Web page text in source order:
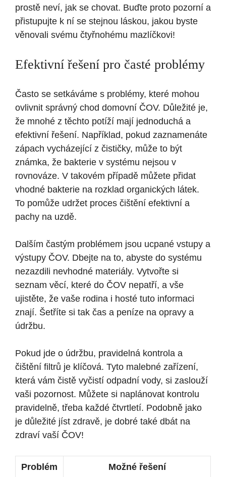
prostě neví, jak se chovat. Buďte proto pozorní a
přistupujte k ní se stejnou láskou, jakou byste
věnovali svému čtyřnohému mazlíčkovi!
Efektivní řešení pro časté problémy
Často se setkáváme s problémy, které mohou
ovlivnit správný chod domovní ČOV. Důležité je,
že mnohé z těchto potíží mají jednoduchá a
efektivní řešení. Například, pokud zaznamenáte
zápach vycházející z čističky, může to být
známka, že bakterie v systému nejsou v
rovnováze. V takovém případě můžete přidat
vhodné bakterie na rozklad organických látek.
To pomůže udržet proces čištění efektivní a
pachy na uzdě.
Dalším častým problémem jsou ucpané vstupy a
výstupy ČOV. Dbejte na to, abyste do systému
nezazdili nevhodné materiály. Vytvořte si
seznam věcí, které do ČOV nepatří, a vše
ujistěte, že vaše rodina i hosté tuto informaci
znají. Šetříte si tak čas a peníze na opravy a
údržbu.
Pokud jde o údržbu, pravidelná kontrola a
čištění filtrů je klíčová. Tyto malebné zařízení,
která vám čistě vyčistí odpadní vody, si zaslouží
vaši pozornost. Můžete si naplánovat kontrolu
pravidelně, třeba každé čtvrtletí. Podobně jako
je důležité jíst zdravě, je dobré také dbát na
zdraví vaší ČOV!
Problém Možné řešení